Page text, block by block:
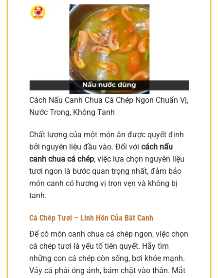
Cách Nấu Canh Chua Cá Chép Ngon Chuẩn Vị,
Nước Trong, Không Tanh
Chất lượng của một món ăn được quyết định
bởi nguyên liệu đầu vào. Đối với cách nấu
canh chua cá chép, việc lựa chọn nguyên liệu
tươi ngon là bước quan trọng nhất, đảm bảo
món canh có hương vị trọn vẹn và không bị
tanh.
Cá Chép Tươi – Linh Hồn Của Bát Canh
Để có món canh chua cá chép ngon, việc chọn
cá chép tươi là yếu tố tiên quyết. Hãy tìm
những con cá chép còn sống, bơi khỏe mạnh.
Vảy cá phải óng ánh, bám chặt vào thân. Mắt